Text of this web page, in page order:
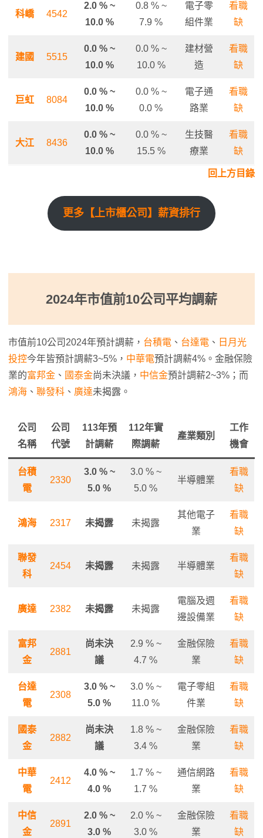
科嶠 4542
2.0 % ~
10.0 %
0.8 % ~
7.9 %
電子零
組件業
看職
缺
建國 5515
0.0 % ~
10.0 %
0.0 % ~
10.0 %
建材營
造
看職
缺
巨虹 8084
0.0 % ~
10.0 %
0.0 % ~
0.0 %
電子通
路業
看職
缺
大江 8436
0.0 % ~
10.0 %
0.0 % ~
15.5 %
生技醫
療業
看職
缺
回上方目錄
更多【上市櫃公司】薪資排行
2024年市值前10公司平均調薪
市值前10公司2024年預計調薪， 台積電 、 台達電 、 日月光
投控今年皆預計調薪3~5%， 中華電預計調薪4%。金融保險
業的富邦金 、 國泰金尚未決議， 中信金預計調薪2~3%；而
鴻海 、 聯發科 、 廣達未揭露。
公司
名稱
公司
代號
113年預
計調薪
112年實
際調薪
產業類別
工作
機會
台積
電
2330
3.0 % ~
5.0 %
3.0 % ~
5.0 %
半導體業
看職
缺
鴻海 2317 未揭露 未揭露
其他電子
業
看職
缺
聯發
科
2454 未揭露 未揭露 半導體業
看職
缺
廣達 2382 未揭露 未揭露
電腦及週
邊設備業
看職
缺
富邦
金
2881
尚未決
議
2.9 % ~
4.7 %
金融保險
業
看職
缺
台達
電
2308
3.0 % ~
5.0 %
3.0 % ~
11.0 %
電子零組
件業
看職
缺
國泰
金
2882
尚未決
議
1.8 % ~
3.4 %
金融保險
業
看職
缺
中華
電
2412
4.0 % ~
4.0 %
1.7 % ~
1.7 %
通信網路
業
看職
缺
中信
金
2891
2.0 % ~
3.0 %
2.0 % ~
3.0 %
金融保險
業
看職
缺